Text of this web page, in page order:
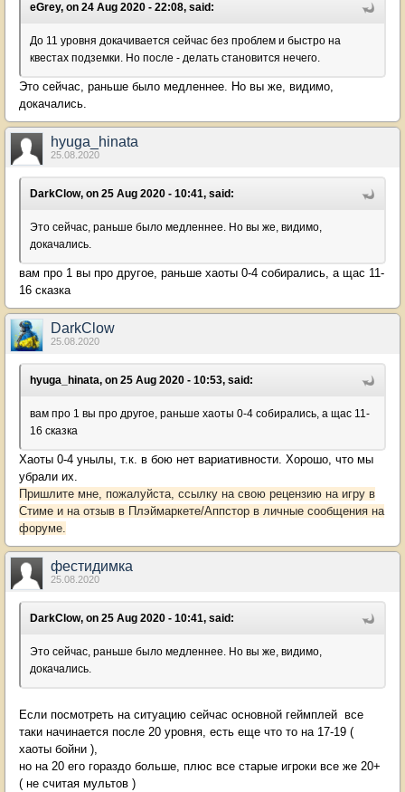
eGrey, on 24 Aug 2020 - 22:08, said:
До 11 уровня докачивается сейчас без проблем и быстро на
квестах подземки. Но после - делать становится нечего.
Это сейчас, раньше было медленнее. Но вы же, видимо,
докачались.
hyuga_hinata
25.08.2020
DarkClow, on 25 Aug 2020 - 10:41, said:
Это сейчас, раньше было медленнее. Но вы же, видимо,
докачались.
вам про 1 вы про другое, раньше хаоты 0-4 собирались, а щас 11-
16 сказка
DarkClow
25.08.2020
hyuga_hinata, on 25 Aug 2020 - 10:53, said:
вам про 1 вы про другое, раньше хаоты 0-4 собирались, а щас 11-
16 сказка
Хаоты 0-4 унылы, т.к. в бою нет вариативности. Хорошо, что мы
убрали их.
Пришлите мне, пожалуйста, ссылку на свою рецензию на игру в
Стиме и на отзыв в Плэймаркете/Аппстор в личные сообщения на
форуме.
фестидимка
25.08.2020
DarkClow, on 25 Aug 2020 - 10:41, said:
Это сейчас, раньше было медленнее. Но вы же, видимо,
докачались.
Если посмотреть на ситуацию сейчас основной геймплей все
таки начинается после 20 уровня, есть еще что то на 17-19 (
хаоты бойни ),
но на 20 его гораздо больше, плюс все старые игроки все же 20+
( не считая мультов )